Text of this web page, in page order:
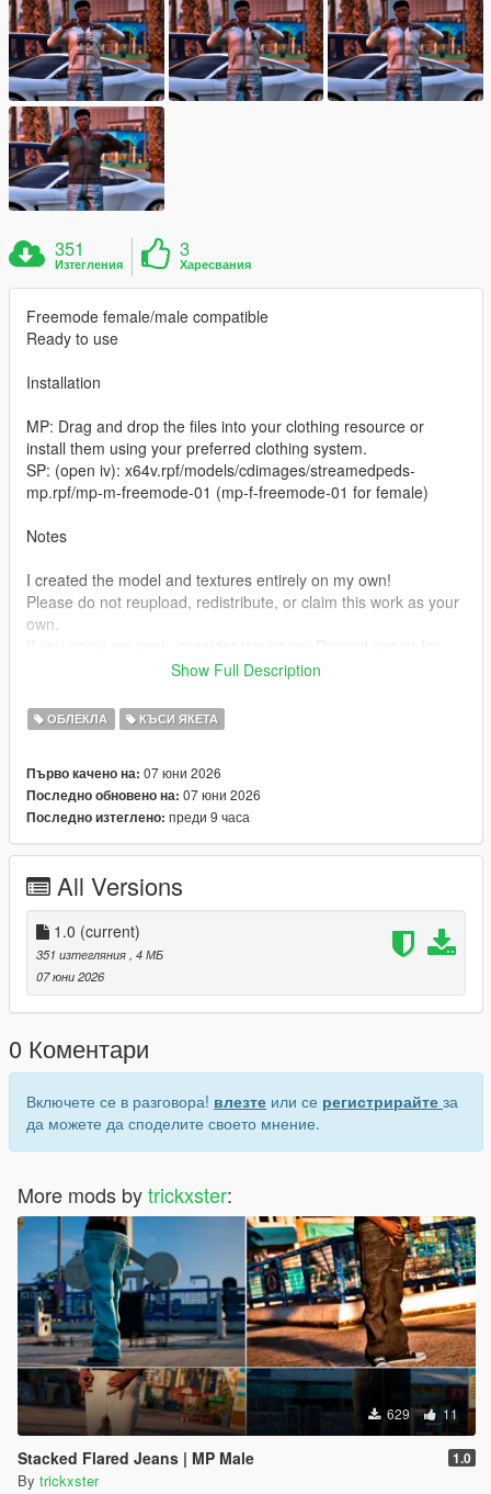
351
Изтегления
3
Харесвания
Freemode female/male compatible
Ready to use
Installation
MP: Drag and drop the files into your clothing resource or
install them using your preferred clothing system.
SP: (open iv): x64v.rpf/models/cdimages/streamedpeds-
mp.rpf/mp-m-freemode-01 (mp-f-freemode-01 for female)
Notes
I created the model and textures entirely on my own!
Please do not reupload, redistribute, or claim this work as your
own.
future releases, updates, support, and exclusive content.
https://discord.gg/yHgE3grhsh
Show Full Description
ОБЛЕКЛА КЪСИ ЯКЕТА
Първо качено на: 07 юни 2026
Последно обновено на: 07 юни 2026
Последно изтеглено: преди 9 часа
All Versions
1.0 (current)
351 изтегляния , 4 МБ
07 юни 2026
0 Коментари
Включете се в разговора! влезте или се регистрирайте за
да можете да споделите своето мнение.
More mods bytrickxster:
629 11
Stacked Flared Jeans | MP Male 1.0
By trickxster